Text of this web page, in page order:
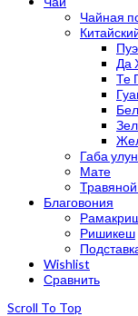
Чайная
Да
Те
Габа улун
Мате
Благовония
Ришикеш
Wishlist
Сравнить
Scroll To Top